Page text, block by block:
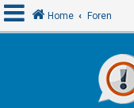
Home Foren